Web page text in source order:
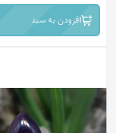
افزودن به سبد